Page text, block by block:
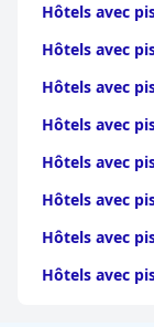
Hôtels avec
Hôtels avec
Hôtels avec
Hôtels avec
Hôtels avec
Hôtels avec
Hôtels avec
Hôtels avec